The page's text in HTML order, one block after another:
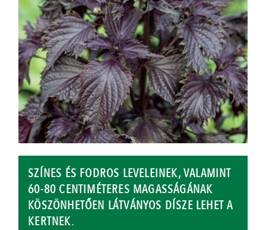
SZÍNES ÉS FODROS LEVELEINEK, VALAMINT
60-80 CENTIMÉTERES MAGASSÁGÁNAK
KÖSZÖNHETŐEN LÁTVÁNYOS DÍSZE LEHET A
KERTNEK.